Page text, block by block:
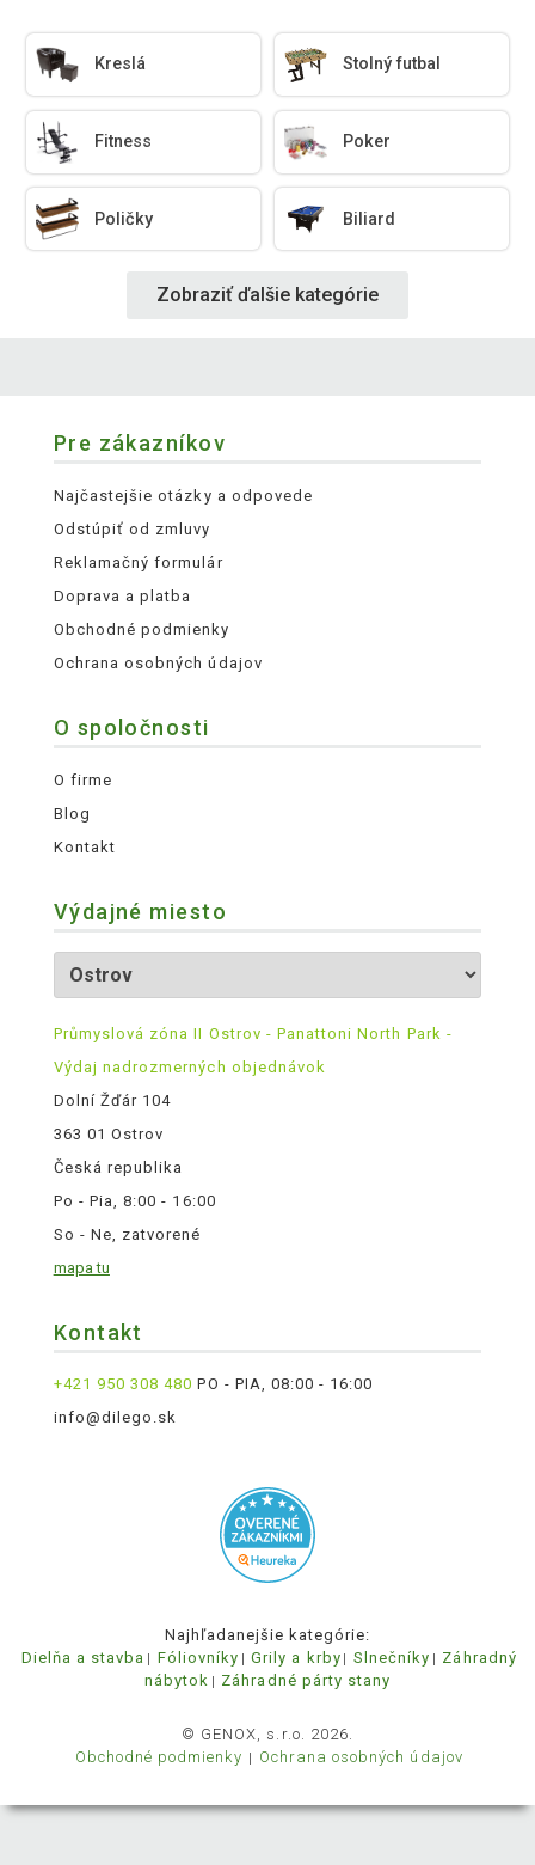
Kreslá Stolný futbal
Fitness Poker
Poličky Biliard
Zobraziť ďalšie kategórie
Pre zákazníkov
Najčastejšie otázky a odpovede
Odstúpiť od zmluvy
Reklamačný formulár
Doprava a platba
Obchodné podmienky
Ochrana osobných údajov
O spoločnosti
O firme
Blog
Kontakt
Výdajné miesto
Průmyslová zóna II Ostrov - Panattoni North Park -
Výdaj nadrozmerných objednávok
Dolní Žďár 104
363 01 Ostrov
Česká republika
Po - Pia, 8:00 - 16:00
So - Ne, zatvorené
mapa tu
Kontakt
+421 950 308 480 PO - PIA, 08:00 - 16:00
info@dilego.sk
Najhľadanejšie kategórie:
Dielňa a stavba
Fóliovníky Grily a krby Slnečníky
Záhradný
nábytok
Záhradné párty stany
© GENOX, s.r.o. 2026.
Obchodné podmienky
Ochrana osobných údajov